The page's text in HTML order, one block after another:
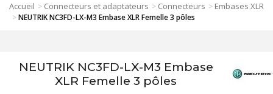
Accueil > Connecteurs et adaptateurs > Connecteurs > Embases XLR
>NEUTRIK NC3FD-LX-M3 Embase XLR Femelle 3 pôles
NEUTRIK NC3FD-LX-M3 Embase
XLR Femelle 3 pôles